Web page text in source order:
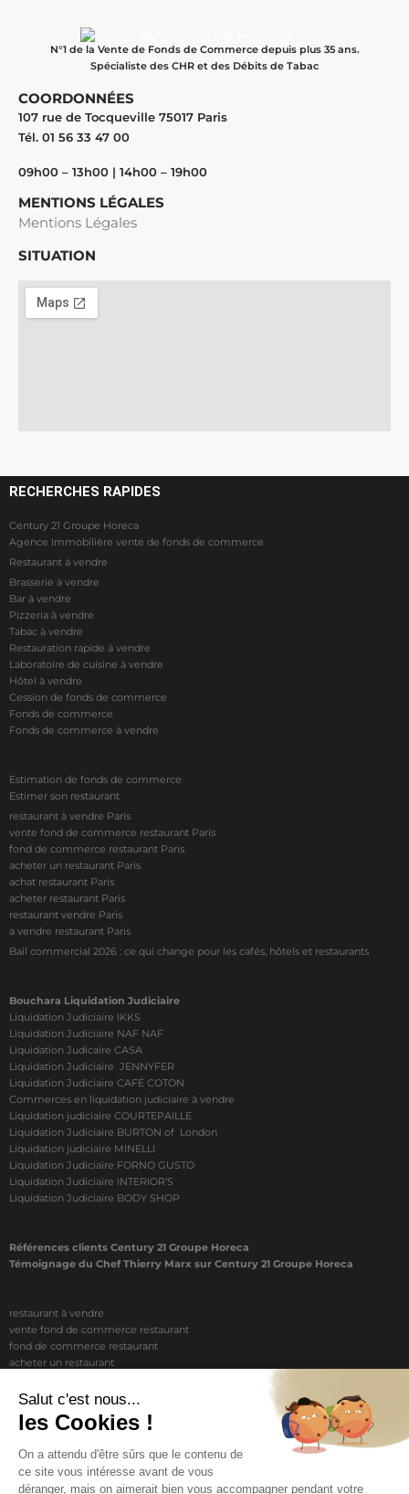
N°1 de la Vente de Fonds de Commerce depuis plus 35 ans.
Spécialiste des CHR et des Débits de Tabac
COORDONNÉES
107 rue de Tocqueville 75017 Paris
Tél. 01 56 33 47 00
09h00 – 13h00 | 14h00 – 19h00
MENTIONS LÉGALES
Mentions Légales
SITUATION
RECHERCHES RAPIDES
Century 21 Groupe Horeca
Agence Immobilière vente de fonds de commerce
Restaurant à vendre
Brasserie à vendre
Bar à vendre
Pizzeria à vendre
Tabac à vendre
Restauration rapide à vendre
Laboratoire de cuisine à vendre
Hôtel à vendre
Cession de fonds de commerce
Fonds de commerce
Fonds de commerce à vendre
Estimation de fonds de commerce
Estimer son restaurant
restaurant à vendre Paris
vente fond de commerce restaurant Paris
fond de commerce restaurant Paris
acheter un restaurant Paris
achat restaurant Paris
acheter restaurant Paris
restaurant vendre Paris
a vendre restaurant Paris
Bail commercial 2026 : ce qui change pour les cafés, hôtels et restaurants
Bouchara Liquidation Judiciaire
Liquidation Judiciaire IKKS
Liquidation Judiciaire NAF NAF
Liquidation Judicaire CASA
Liquidation Judiciaire JENNYFER
Liquidation Judiciaire CAFÉ COTON
Commerces en liquidation judiciaire à vendre
Liquidation judiciaire COURTEPAILLE
Liquidation Judiciaire BURTON of London
Liquidation judiciaire MINELLI
Liquidation Judiciaire FORNO GUSTO
Liquidation Judiciaire INTERIOR’S
Liquidation Judiciaire BODY SHOP
Références clients Century 21 Groupe Horeca
Témoignage du Chef Thierry Marx sur Century 21 Groupe Horeca
restaurant à vendre
vente fond de commerce restaurant
fond de commerce restaurant
acheter un restaurant
vente de fond de commerce restaurant
acheter restaurant
restaurant vendre